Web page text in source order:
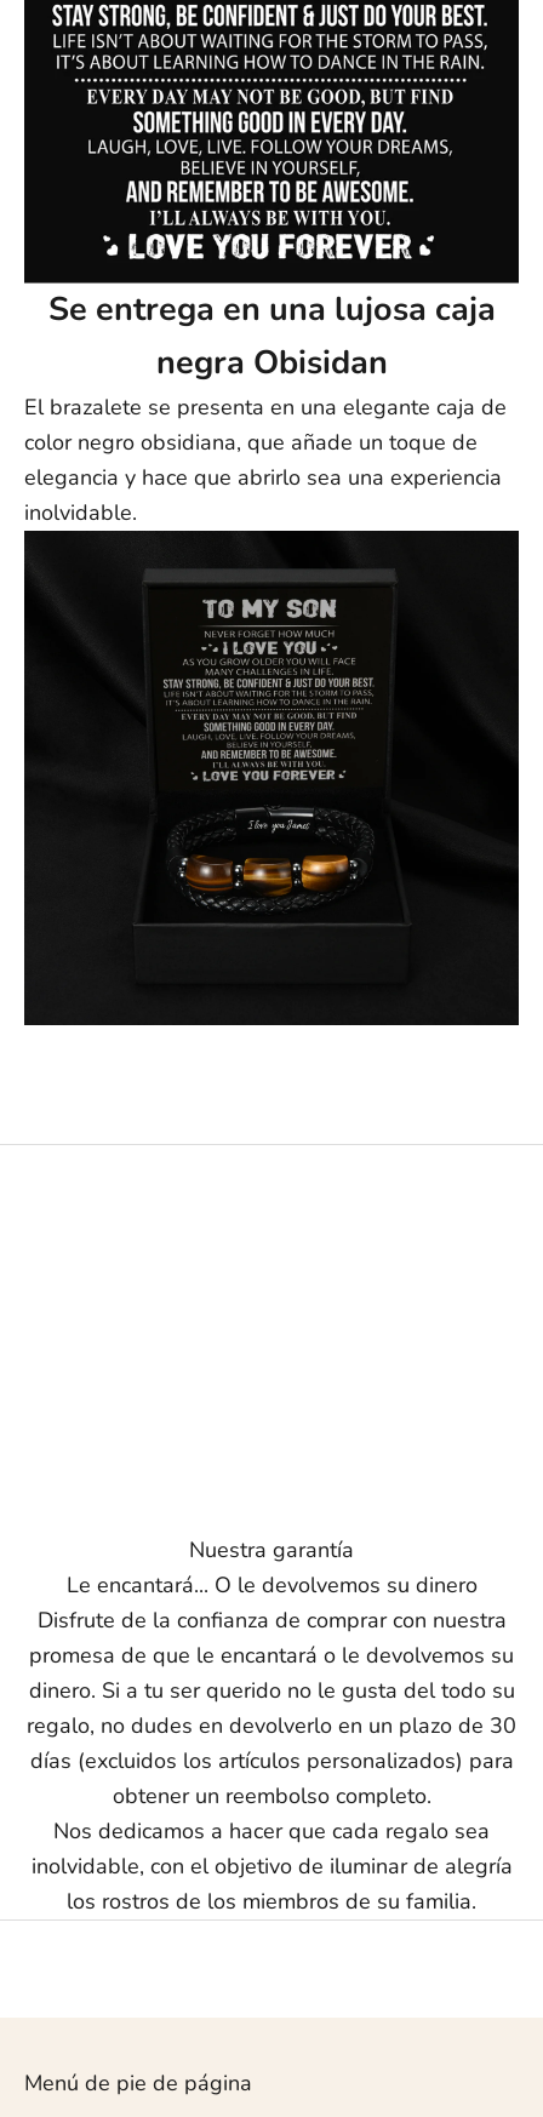
Se entrega en una lujosa caja
negra Obisidan
El brazalete se presenta en una elegante caja de
color negro obsidiana, que añade un toque de
elegancia y hace que abrirlo sea una experiencia
inolvidable.
Nuestra garantía
Le encantará... O le devolvemos su dinero
Disfrute de la confianza de comprar con nuestra
promesa de que le encantará o le devolvemos su
dinero. Si a tu ser querido no le gusta del todo su
regalo, no dudes en devolverlo en un plazo de 30
días (excluidos los artículos personalizados) para
obtener un reembolso completo.
Nos dedicamos a hacer que cada regalo sea
inolvidable, con el objetivo de iluminar de alegría
los rostros de los miembros de su familia.
Menú de pie de página